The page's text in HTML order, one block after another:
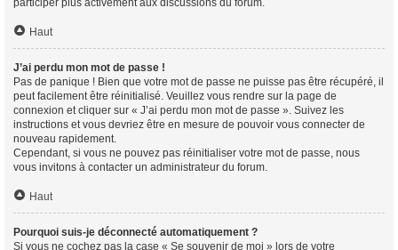
participer plus activement aux discussions du forum.
Haut
J’ai perdu mon mot de passe !
Pas de panique ! Bien que votre mot de passe ne puisse pas être récupéré, il
peut facilement être réinitialisé. Veuillez vous rendre sur la page de
connexion et cliquer sur « J’ai perdu mon mot de passe ». Suivez les
instructions et vous devriez être en mesure de pouvoir vous connecter de
nouveau rapidement.
Cependant, si vous ne pouvez pas réinitialiser votre mot de passe, nous
vous invitons à contacter un administrateur du forum.
Haut
Pourquoi suis-je déconnecté automatiquement ?
Si vous ne cochez pas la case « Se souvenir de moi » lors de votre